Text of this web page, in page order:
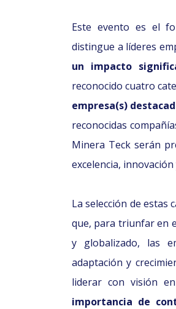
Este evento es el
distingue a líderes
un impacto
reconocido cuatro
empresa(s)
reconocidas
Minera Teck serán
excelencia,
La selección de estas
que, para triunfar en
y globalizado, las
adaptación y
liderar con visión
importancia de